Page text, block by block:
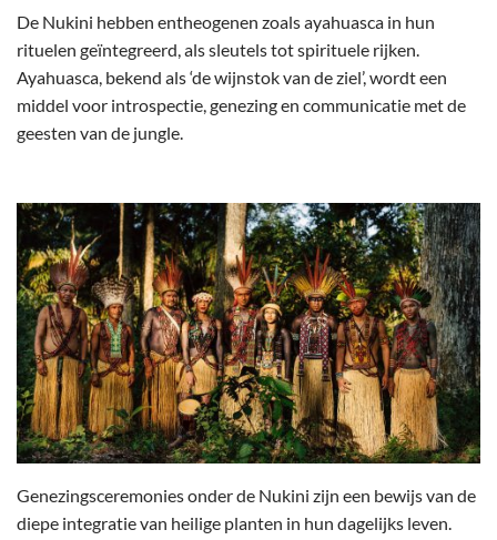
De Nukini hebben entheogenen zoals ayahuasca in hun
rituelen geïntegreerd, als sleutels tot spirituele rijken.
Ayahuasca, bekend als ‘de wijnstok van de ziel’, wordt een
middel voor introspectie, genezing en communicatie met de
geesten van de jungle.
Genezingsceremonies onder de Nukini zijn een bewijs van de
diepe integratie van heilige planten in hun dagelijks leven.